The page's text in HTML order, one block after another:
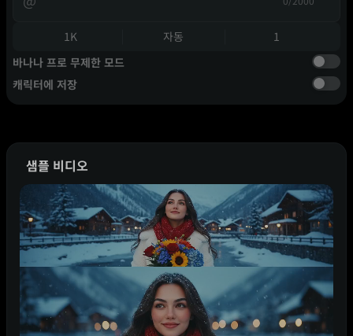
1K 자동
1
바나나 프로 무제한 모드
캐릭터에 저장
샘플 비디오